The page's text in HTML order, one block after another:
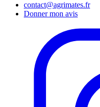
contact@agrimates.fr
Donner mon avis